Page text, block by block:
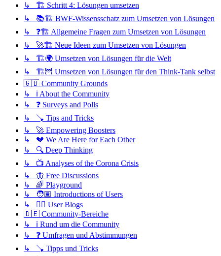
↳ 🏗️ Schritt 4: Lösungen umsetzen
↳ 📚🏗️ BWF-Wissensschatz zum Umsetzen von Lösungen
↳ ❓🏗️ Allgemeine Fragen zum Umsetzen von Lösungen
↳ 🚀🏗️ Neue Ideen zum Umsetzen von Lösungen
↳ 🏗️🌍 Umsetzen von Lösungen für die Welt
↳ 🏗️🦉 Umsetzen von Lösungen für den Think-Tank selbst
🇬🇧 Community Grounds
↳ ℹ️ About the Community
↳ ❓ Surveys and Polls
↳ 🪠 Tips and Tricks
↳ 🚀 Empowering Boosters
↳ 💔 We Are Here for Each Other
↳ 🔍 Deep Thinking
↳ 📺 Analyses of the Corona Crisis
↳ 🦋 Free Discussions
↳ 🌈 Playground
↳ 🧑🏽 Introductions of Users
↳ ✍🏽 User Blogs
🇩🇪 Community-Bereiche
↳ ℹ️ Rund um die Community
↳ ❓ Umfragen und Abstimmungen
↳ 🪠 Tipps und Tricks